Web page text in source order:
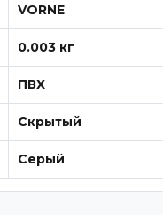
VORNE
0.003 кг
ПВХ
Скрытый
Серый